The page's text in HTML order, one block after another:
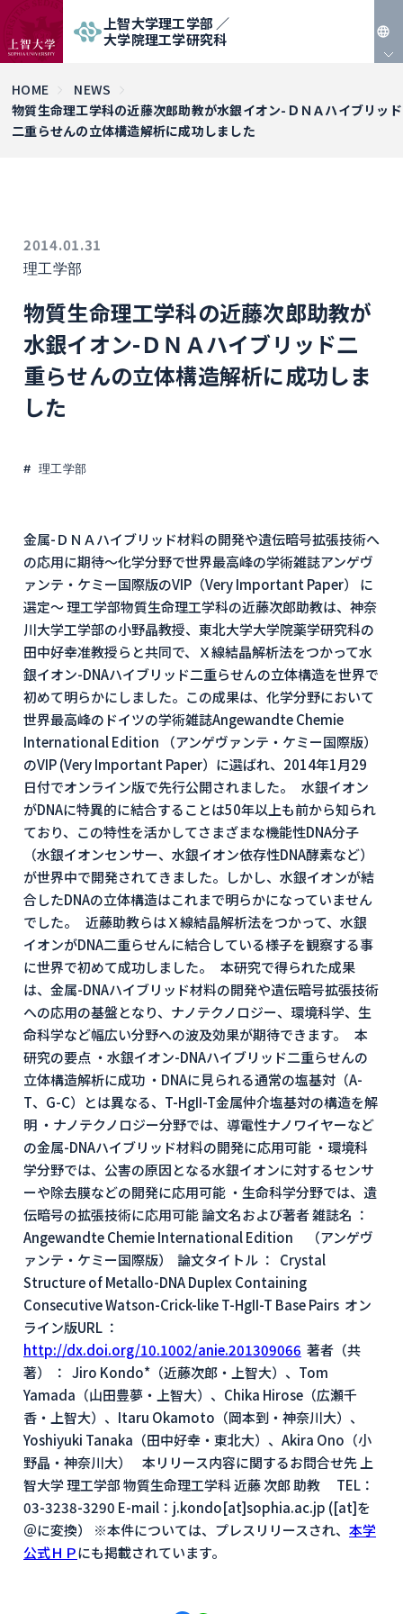
上智大学理工学部 ／
大学院理工学研究科
EN
HOME
NEWS
物質生命理工学科の近藤次郎助教が水銀イオン-ＤＮＡハイブリッド
二重らせんの立体構造解析に成功しました
2014.01.31
理工学部
物質生命理工学科の近藤次郎助教が
水銀イオン-ＤＮＡハイブリッド二
重らせんの立体構造解析に成功しま
した
理工学部
金属-ＤＮＡハイブリッド材料の開発や遺伝暗号拡張技術へ
の応用に期待～化学分野で世界最高峰の学術雑誌アンゲヴ
ァンテ・ケミー国際版のVIP（Very Important Paper） に
選定～ 理工学部物質生命理工学科の近藤次郎助教は、神奈
川大学工学部の小野晶教授、東北大学大学院薬学研究科の
田中好幸准教授らと共同で、Ｘ線結晶解析法をつかって水
銀イオン-DNAハイブリッド二重らせんの立体構造を世界で
初めて明らかにしました。この成果は、化学分野において
世界最高峰のドイツの学術雑誌Angewandte Chemie
International Edition （アンゲヴァンテ・ケミー国際版）
のVIP (Very Important Paper）に選ばれ、2014年1月29
日付でオンライン版で先行公開されました。 水銀イオン
がDNAに特異的に結合することは50年以上も前から知られ
ており、この特性を活かしてさまざまな機能性DNA分子
（水銀イオンセンサー、水銀イオン依存性DNA酵素など）
が世界中で開発されてきました。しかし、水銀イオンが結
合したDNAの立体構造はこれまで明らかになっていません
でした。 近藤助教らはＸ線結晶解析法をつかって、水銀
イオンがDNA二重らせんに結合している様子を観察する事
に世界で初めて成功しました。 本研究で得られた成果
は、金属-DNAハイブリッド材料の開発や遺伝暗号拡張技術
への応用の基盤となり、ナノテクノロジー、環境科学、生
命科学など幅広い分野への波及効果が期待できます。 本
研究の要点 ・水銀イオン-DNAハイブリッド二重らせんの
立体構造解析に成功 ・DNAに見られる通常の塩基対（A-
T、G-C）とは異なる、T-HgII-T金属仲介塩基対の構造を解
明 ・ナノテクノロジー分野では、導電性ナノワイヤーなど
の金属-DNAハイブリッド材料の開発に応用可能 ・環境科
学分野では、公害の原因となる水銀イオンに対するセンサ
ーや除去膜などの開発に応用可能 ・生命科学分野では、遺
伝暗号の拡張技術に応用可能 論文名および著者 雑誌名 ：
Angewandte Chemie International Edition （アンゲヴ
ァンテ・ケミー国際版） 論文タイトル ： Crystal
Structure of Metallo-DNA Duplex Containing
Consecutive Watson-Crick-like T-HgII-T Base Pairs オン
ライン版URL ：
http://dx.doi.org/10.1002/anie.201309066 著者（共
著） ： Jiro Kondo*（近藤次郎・上智大）、Tom
Yamada（山田豊夢・上智大）、Chika Hirose（広瀬千
香・上智大）、Itaru Okamoto（岡本到・神奈川大）、
Yoshiyuki Tanaka（田中好幸・東北大）、Akira Ono（小
野晶・神奈川大） 本リリース内容に関するお問合せ先 上
智大学 理工学部 物質生命理工学科 近藤 次郎 助教 TEL：
03-3238-3290 E-mail：j.kondo[at]sophia.ac.jp ([at]を
＠に変換） ※本件については、プレスリリースされ、 本学
公式ＨＰにも掲載されています。